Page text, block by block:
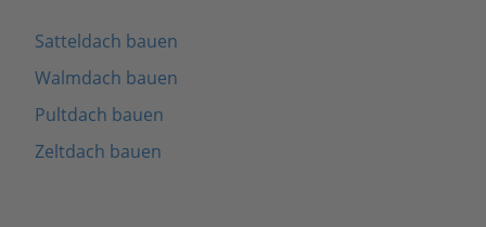
Satteldach bauen
Walmdach bauen
Pultdach bauen
Zeltdach bauen